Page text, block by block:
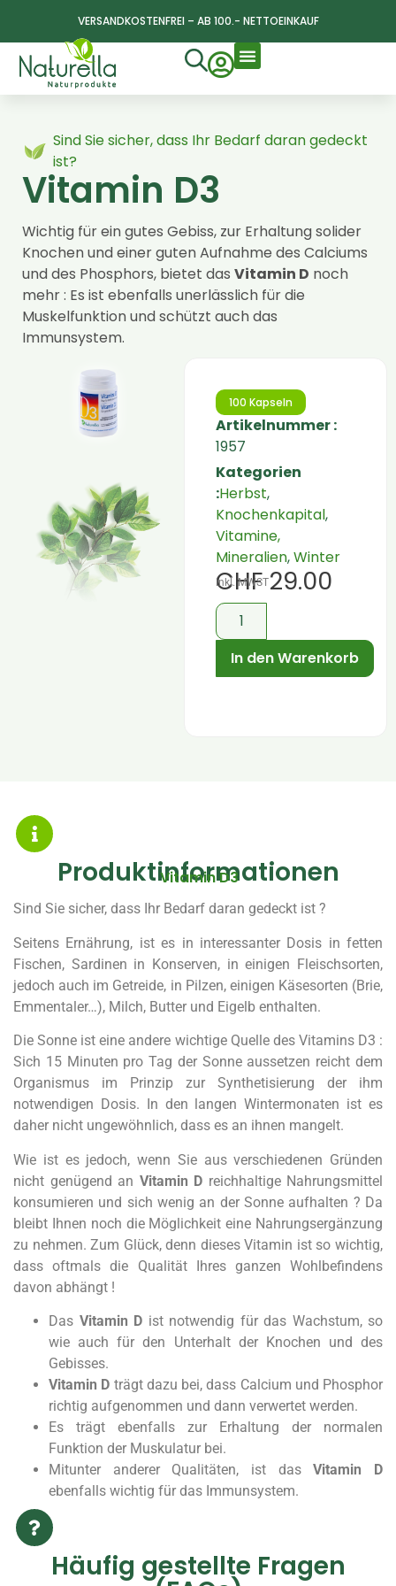
VERSANDKOSTENFREI – AB 100.- NETTOEINKAUF
Sind Sie sicher, dass Ihr Bedarf daran gedeckt
ist?
Vitamin D3
Wichtig für ein gutes Gebiss, zur Erhaltung solider
Knochen und einer guten Aufnahme des Calciums
und des Phosphors, bietet das Vitamin D noch
mehr : Es ist ebenfalls unerlässlich für die
Muskelfunktion und schützt auch das
Immunsystem.
100 Kapseln
Artikelnummer :
1957
Kategorien
:Herbst,
Knochenkapital,
Vitamine,
Mineralien,Winter
CHF29.00
inkl. MWST
In den Warenkorb
Produktinformationen
Vitamin D3
Sind Sie sicher, dass Ihr Bedarf daran gedeckt ist ?
Seitens Ernährung, ist es in interessanter Dosis in fetten
Fischen, Sardinen in Konserven, in einigen Fleischsorten,
jedoch auch im Getreide, in Pilzen, einigen Käsesorten (Brie,
Emmentaler…), Milch, Butter und Eigelb enthalten.
Die Sonne ist eine andere wichtige Quelle des Vitamins D3 :
Sich 15 Minuten pro Tag der Sonne aussetzen reicht dem
Organismus im Prinzip zur Synthetisierung der ihm
notwendigen Dosis. In den langen Wintermonaten ist es
daher nicht ungewöhnlich, dass es an ihnen mangelt.
Wie ist es jedoch, wenn Sie aus verschiedenen Gründen
nicht genügend an Vitamin D reichhaltige Nahrungsmittel
konsumieren und sich wenig an der Sonne aufhalten ? Da
bleibt Ihnen noch die Möglichkeit eine Nahrungsergänzung
zu nehmen. Zum Glück, denn dieses Vitamin ist so wichtig,
dass oftmals die Qualität Ihres ganzen Wohlbefindens
davon abhängt !
Das Vitamin D ist notwendig für das Wachstum, so
wie auch für den Unterhalt der Knochen und des
Gebisses.
Vitamin D trägt dazu bei, dass Calcium und Phosphor
richtig aufgenommen und dann verwertet werden.
Es trägt ebenfalls zur Erhaltung der normalen
Funktion der Muskulatur bei.
Mitunter anderer Qualitäten, ist dasVitamin D
ebenfalls wichtig für das Immunsystem.
Häufig gestellte Fragen